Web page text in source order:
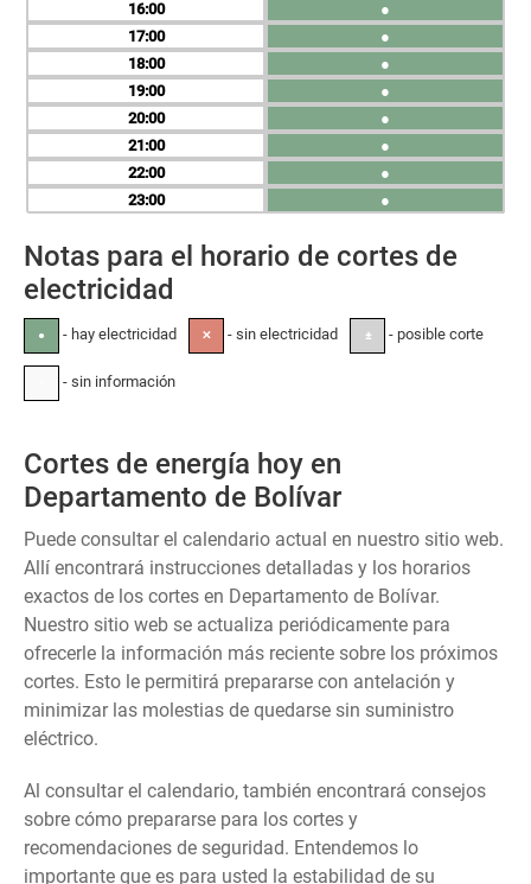
16
17
18
19
20
21
22
23
●
●
●
●
●
●
●
●
Notas para el horario de cortes de
electricidad
● - hay electricidad ✕ - sin electricidad ± - posible corte
- sin información
Cortes de energía hoy en
Departamento de Bolívar
Puede consultar el calendario actual en nuestro sitio web.
Allí encontrará instrucciones detalladas y los horarios
exactos de los cortes en Departamento de Bolívar.
Nuestro sitio web se actualiza periódicamente para
ofrecerle la información más reciente sobre los próximos
cortes. Esto le permitirá prepararse con antelación y
minimizar las molestias de quedarse sin suministro
eléctrico.
Al consultar el calendario, también encontrará consejos
sobre cómo prepararse para los cortes y
recomendaciones de seguridad. Entendemos lo
importante que es para usted la estabilidad de su